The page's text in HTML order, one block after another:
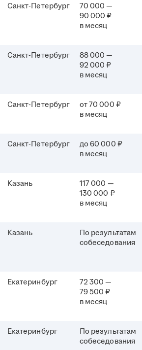
Санкт-Петербург
70 000 —
90 000 ₽
в месяц
Санкт-Петербург
88 000 —
92 000 ₽
в месяц
Санкт-Петербург
от 70 000 ₽
в месяц
Санкт-Петербург
до 60 000 ₽
в месяц
Казань
117 000 —
130 000 ₽
в месяц
Казань
По результатам
собеседования
Екатеринбург
72 300 —
79 500 ₽
в месяц
Екатеринбург
По результатам
собеседования